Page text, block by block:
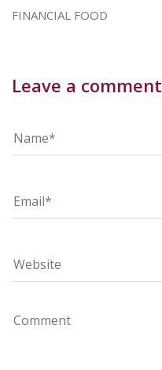
FINANCIAL FOOD
Leave a comment